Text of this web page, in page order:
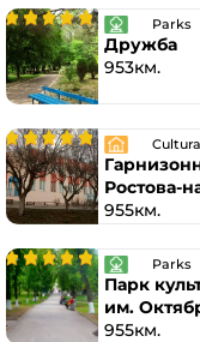
Parks
Дружба
953км.
Ростова-
955км.
Parks
Парк
им.
955км.